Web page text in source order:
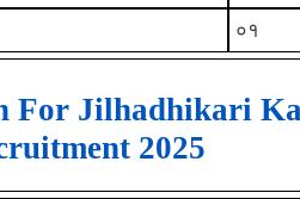
०१
For Jilhadhikari
2025